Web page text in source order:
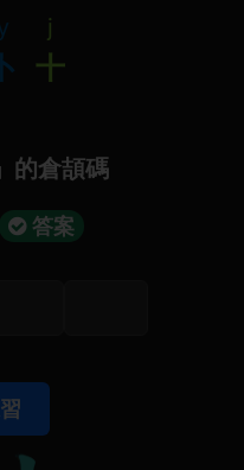
卜
j
十
的倉頡碼
答案